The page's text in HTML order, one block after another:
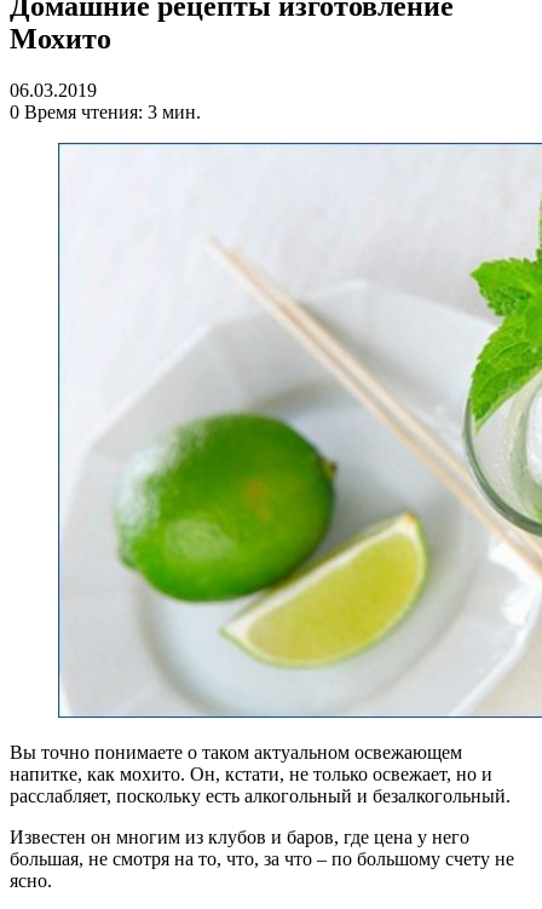
Мохито
06.03.2019
0 Время чтения: 3 мин.
Вы точно понимаете о таком актуальном освежающем
напитке, как мохито. Он, кстати, не только освежает, но и
расслабляет, поскольку есть алкогольный и безалкогольный.
Известен он многим из клубов и баров, где цена у него
большая, не смотря на то, что, за что – по большому счету не
ясно.